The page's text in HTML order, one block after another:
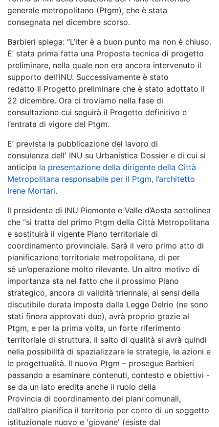
generale metropolitano (Ptgm), che è stata
consegnata nel dicembre scorso.
Barbieri spiega: “L’iter è a buon punto ma non è chiuso.
E’ stata prima fatta una Proposta tecnica di progetto
preliminare, nella quale non era ancora intervenuto il
supporto dell’INU. Successivamente è stato
redatto Il Progetto preliminare che è stato adottato il
22 dicembre. Ora ci troviamo nella fase di
consultazione cui seguirà il Progetto definitivo e
l’entrata di vigore del Ptgm.
E’ prevista la pubblicazione del lavoro di
consulenza dell' INU su Urbanistica Dossier e di cui si
anticipa la presentazione della dirigente della Città
Metropolitana responsabile per il Ptgm, l’architetto
Irene Mortari.
Il presidente di INU Piemonte e Valle d’Aosta sottolinea
che “si tratta del primo Ptgm della Città Metropolitana
e sostituirà il vigente Piano territoriale di
coordinamento provinciale. Sarà il vero primo atto di
pianificazione territoriale metropolitana, di per
sè un’operazione molto rilevante. Un altro motivo di
importanza sta nel fatto che il prossimo Piano
strategico, ancora di validità triennale, ai sensi della
discutibile durata imposta dalla Legge Delrio (ne sono
stati finora approvati due), avrà proprio grazie al
Ptgm, e per la prima volta, un forte riferimento
territoriale di struttura. Il salto di qualità si avrà quindi
nella possibilità di spazializzare le strategie, le azioni e
le progettualità. Il nuovo Ptgm – prosegue Barbieri
passando a esaminare contenuti, contesto e obiettivi -
se da un lato eredita anche il ruolo della
Provincia di coordinamento dei piani comunali,
dall’altro pianifica il territorio per conto di un soggetto
istituzionale nuovo e 'giovane' (esiste dal